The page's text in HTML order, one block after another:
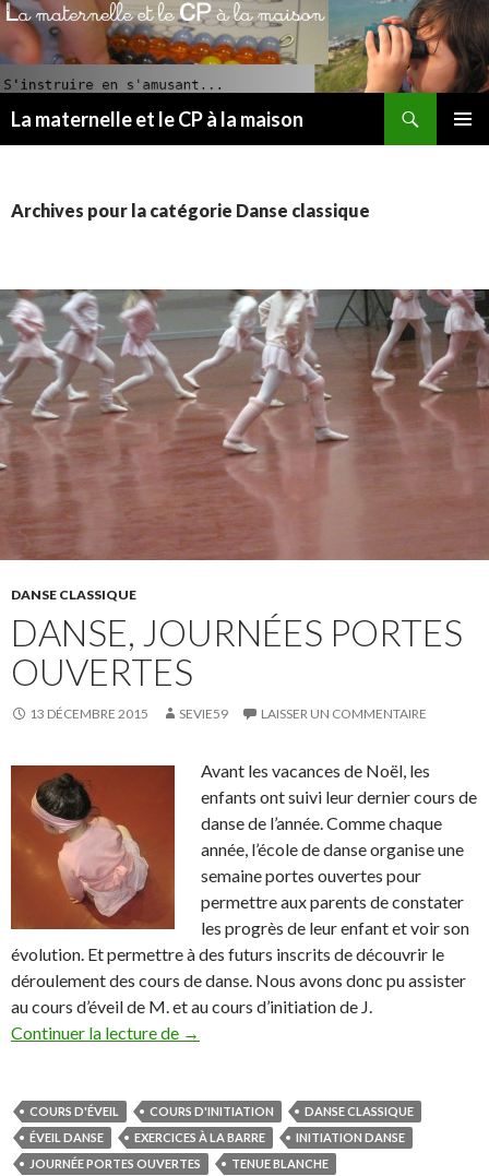
La maternelle et le CP à la maison
PRINCIPAL
Archives pour la catégorie Danse classique
DANSE CLASSIQUE
DANSE, JOURNÉES PORTES
OUVERTES
13 DÉCEMBRE 2015 SEVIE59 LAISSER UN COMMENTAIRE
Avant les vacances de Noël, les
enfants ont suivi leur dernier cours de
danse de l’année. Comme chaque
année, l’école de danse organise une
semaine portes ouvertes pour
permettre aux parents de constater
les progrès de leur enfant et voir son
évolution. Et permettre à des futurs inscrits de découvrir le
déroulement des cours de danse. Nous avons donc pu assister
au cours d’éveil de M. et au cours d’initiation de J.
Continuer la lecture de Danse, journées portes ouvertes
→
COURS D'ÉVEIL COURS D'INITIATION
DANSE CLASSIQUE
ÉVEIL DANSE
EXERCICES À LA BARRE
INITIATION DANSE
JOURNÉE PORTES OUVERTES
TENUE BLANCHE